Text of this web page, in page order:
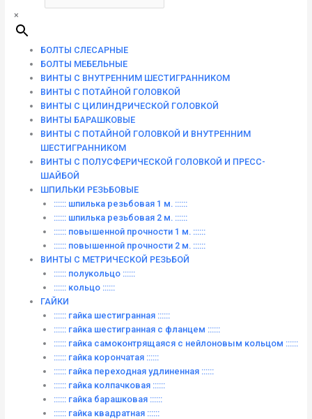
×
БОЛТЫ СЛЕСАРНЫЕ
БОЛТЫ МЕБЕЛЬНЫЕ
ВИНТЫ С ВНУТРЕННИМ ШЕСТИГРАННИКОМ
ВИНТЫ С ПОТАЙНОЙ ГОЛОВКОЙ
ВИНТЫ С ЦИЛИНДРИЧЕСКОЙ ГОЛОВКОЙ
ВИНТЫ БАРАШКОВЫЕ
ВИНТЫ С ПОТАЙНОЙ ГОЛОВКОЙ И ВНУТРЕННИМ
ШЕСТИГРАННИКОМ
ВИНТЫ С ПОЛУСФЕРИЧЕСКОЙ ГОЛОВКОЙ И ПРЕСС-
ШАЙБОЙ
ШПИЛЬКИ РЕЗЬБОВЫЕ
:::::: шпилька резьбовая 1 м. ::::::
:::::: шпилька резьбовая 2 м. ::::::
:::::: повышенной прочности 1 м. ::::::
:::::: повышенной прочности 2 м. ::::::
ВИНТЫ C МЕТРИЧЕСКОЙ РЕЗЬБОЙ
:::::: полукольцо ::::::
:::::: кольцо ::::::
ГАЙКИ
:::::: гайка шестигранная ::::::
:::::: гайка шестигранная с фланцем ::::::
:::::: гайка самоконтрящаяся с нейлоновым кольцом ::::::
:::::: гайка корончатая ::::::
:::::: гайка переходная удлиненная ::::::
:::::: гайка колпачковая ::::::
:::::: гайка барашковая ::::::
:::::: гайка квадратная ::::::